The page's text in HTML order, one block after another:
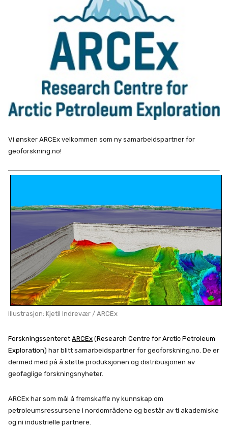
Vi ønsker ARCEx velkommen som ny samarbeidspartner for
geoforskning.no!
Illustrasjon: Kjetil Indrevær / ARCEx
Forskningssenteret ARCEx (Research Centre for Arctic Petroleum
Exploration) har blitt samarbeidspartner for geoforskning.no. De er
dermed med på å støtte produksjonen og distribusjonen av
geofaglige forskningsnyheter.
ARCEx har som mål å fremskaffe ny kunnskap om
petroleumsressursene i nordområdene og består av ti akademiske
og ni industrielle partnere.